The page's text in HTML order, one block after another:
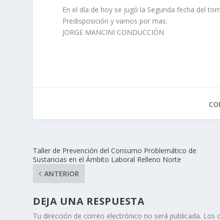
En el día de hoy se jugó la Segunda fecha del
Predisposición y vamos por mas.
JORGE MANCINI CONDUCCIÓN
Taller de Prevención del Consumo Problemático de
Sustancias en el Ámbito Laboral Relleno Norte
ANTERIOR
DEJA UNA RESPUESTA
Tu dirección de correo electrónico no será publicada. Los